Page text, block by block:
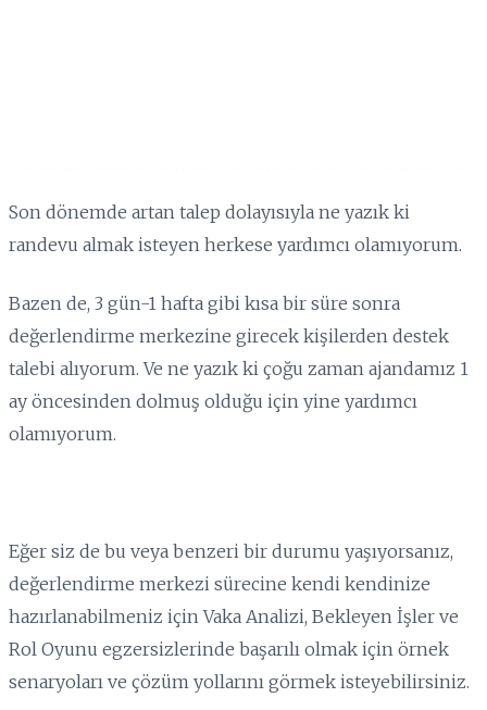
Son dönemde artan talep dolayısıyla ne yazık ki
randevu almak isteyen herkese yardımcı olamıyorum.
Bazen de, 3 gün-1 hafta gibi kısa bir süre sonra
değerlendirme merkezine girecek kişilerden destek
talebi alıyorum. Ve ne yazık ki çoğu zaman ajandamız 1
ay öncesinden dolmuş olduğu için yine yardımcı
olamıyorum.
Eğer siz de bu veya benzeri bir durumu yaşıyorsanız,
değerlendirme merkezi sürecine kendi kendinize
hazırlanabilmeniz için Vaka Analizi, Bekleyen İşler ve
Rol Oyunu egzersizlerinde başarılı olmak için örnek
senaryoları ve çözüm yollarını görmek isteyebilirsiniz.